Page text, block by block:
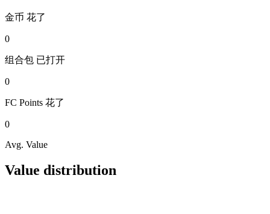
金币 花了
0
组合包 已打开
0
FC Points 花了
0
Avg. Value
Value distribution